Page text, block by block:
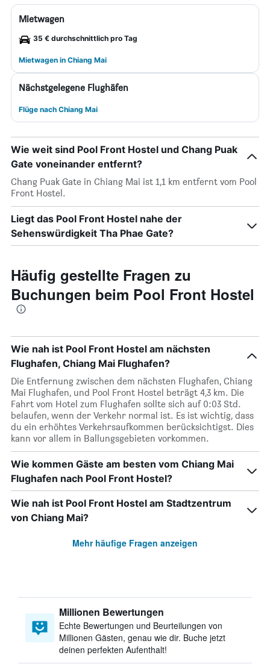
Mietwagen
35 € durchschnittlich pro Tag
Mietwagen in Chiang Mai
Nächstgelegene Flughäfen
Flüge nach Chiang Mai
Wie weit sind Pool Front Hostel und Chang Puak
Gate voneinander entfernt?
Chang Puak Gate in Chiang Mai ist 1,1 km entfernt vom Pool
Front Hostel.
Liegt das Pool Front Hostel nahe der
Sehenswürdigkeit Tha Phae Gate?
Häufig gestellte Fragen zu
Buchungen beim Pool Front Hostel
Wie nah ist Pool Front Hostel am nächsten
Flughafen, Chiang Mai Flughafen?
Die Entfernung zwischen dem nächsten Flughafen, Chiang
Mai Flughafen, und Pool Front Hostel beträgt 4,3 km. Die
Fahrt vom Hotel zum Flughafen sollte sich auf 0:03 Std.
belaufen, wenn der Verkehr normal ist. Es ist wichtig, dass
du ein erhöhtes Verkehrsaufkommen berücksichtigst. Dies
kann vor allem in Ballungsgebieten vorkommen.
Wie kommen Gäste am besten vom Chiang Mai
Flughafen nach Pool Front Hostel?
Wie nah ist Pool Front Hostel am Stadtzentrum
von Chiang Mai?
Mehr häufige Fragen anzeigen
Millionen Bewertungen
Echte Bewertungen und Beurteilungen von
Millionen Gästen, genau wie dir. Buche jetzt
deinen perfekten Aufenthalt!